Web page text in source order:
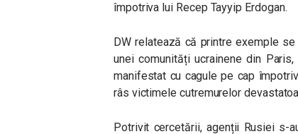
împotriva lui Recep Tayyip Erdogan.
DW relatează că printre exemple
unei comunități ucrainene din
manifestat cu cagule pe cap
râs victimele cutremurelor
Potrivit cercetării, agenții Rusiei s-